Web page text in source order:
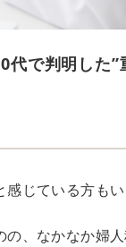
で判明した
じている方も
、なかなか婦